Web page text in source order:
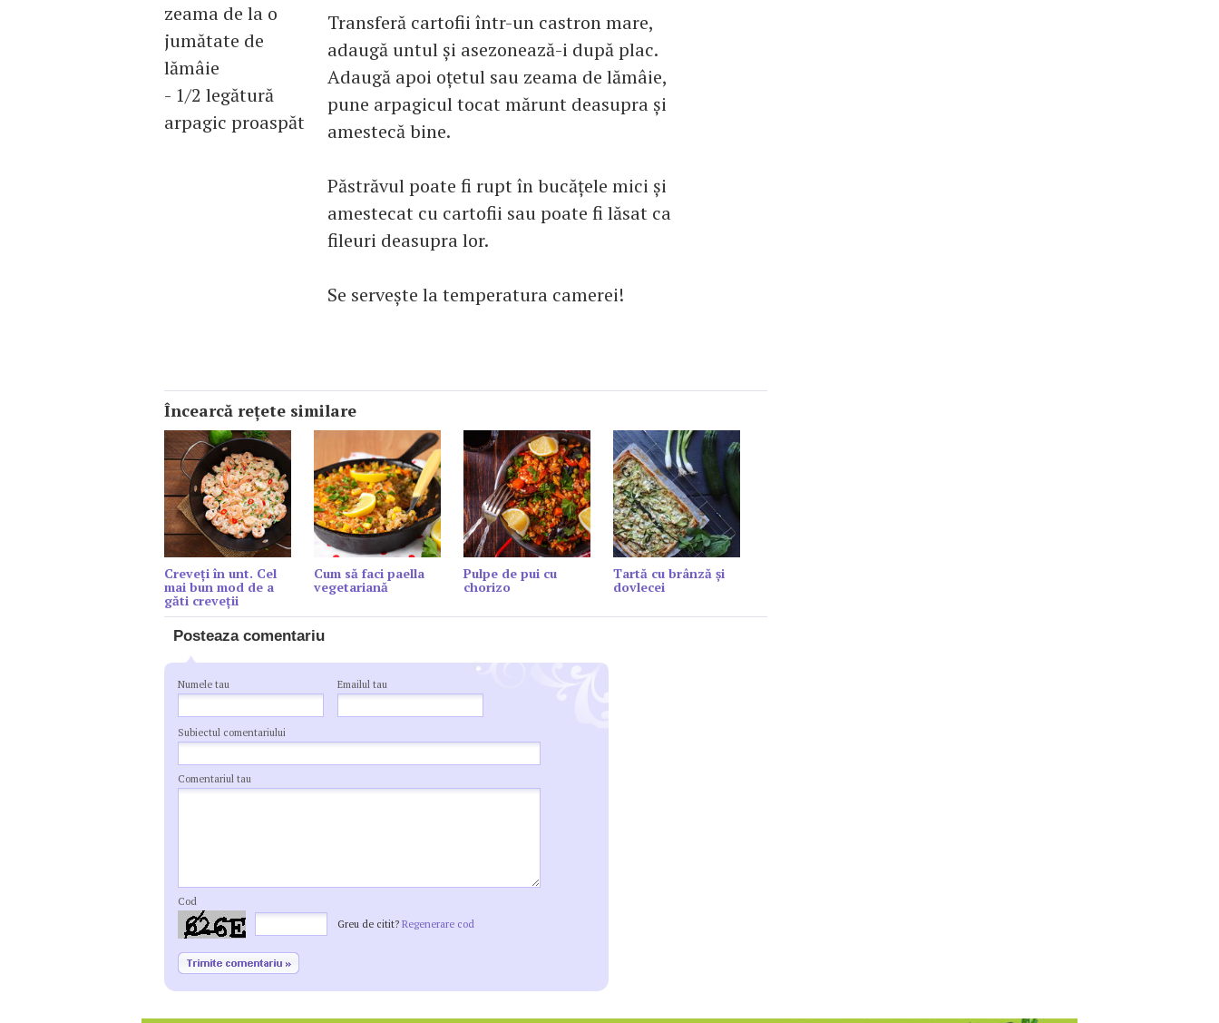
zeama de la o
jumătate de
lămâie
- 1/2 legătură
arpagic proaspăt
Transferă cartofii într-un castron mare,
adaugă untul şi asezonează-i după plac.
Adaugă apoi oţetul sau zeama de lămâie,
pune arpagicul tocat mărunt deasupra şi
amestecă bine.
Păstrăvul poate fi rupt în bucăţele mici şi
amestecat cu cartofii sau poate fi lăsat ca
fileuri deasupra lor.
Se serveşte la temperatura camerei!
Încearcă reţete similare
Creveți în unt. Cel
mai bun mod de a
găti creveții
Cum să faci paella
vegetariană
Pulpe de pui cu
chorizo
Tartă cu brânză și
dovlecei
Posteaza comentariu
Numele tau Emailul tau
Subiectul comentariului
Comentariul tau
Cod
Greu de citit? Regenerare cod